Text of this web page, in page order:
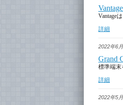
Vantage
詳細
2022年6
Grand
標準端末
詳細
2022年5